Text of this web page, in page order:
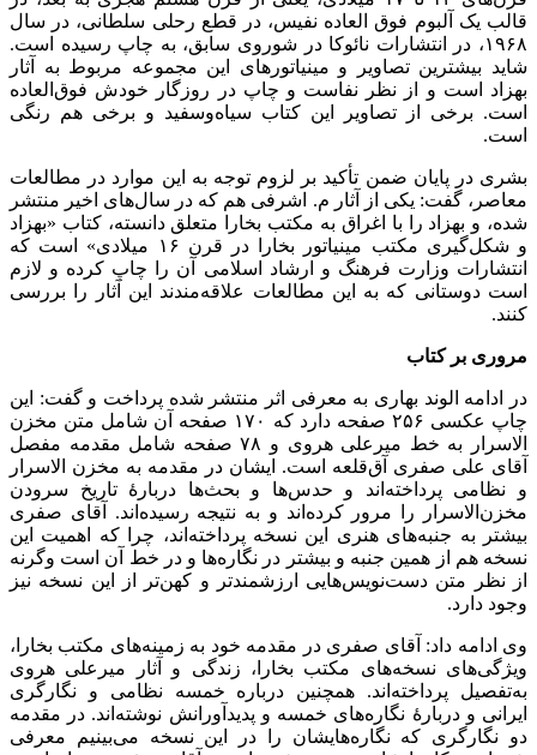
قالب یک آلبوم فوق العاده نفیس، در قطع رحلی سلطانی، در سال
۱۹۶۸، در انتشارات نائوکا در شوروی سابق، به چاپ رسیده است.
شاید بیشترین تصاویر و مینیاتورهای این مجموعه مربوط به آثار
بهزاد است و از نظر نفاست و چاپ در روزگار خودش فوق‌العاده
است. برخی از تصاویر این کتاب سیاه‌وسفید و برخی هم رنگی
است.
بشری در پایان ضمن تأکید بر لزوم توجه به این موارد در مطالعات
معاصر، گفت: یکی از آثار م. اشرفی هم که در سال‌های اخیر منتشر
شده، و بهزاد را با اغراق به مکتب بخارا متعلق دانسته، کتاب «بهزاد
و شکل‌گیری مکتب مینیاتور بخارا در قرن ۱۶ میلادی» است که
انتشارات وزارت فرهنگ و ارشاد اسلامی آن را چاپ کرده و لازم
است دوستانی که به این مطالعات علاقه‌مندند این آثار را بررسی
کنند.
مروری بر کتاب
در ادامه الوند بهاری به معرفی اثر منتشر شده پرداخت و گفت: این
چاپ عکسی ۲۵۶ صفحه دارد که ۱۷۰ صفحه آن شامل متن مخزن
الاسرار به خط میرعلی هروی و ۷۸ صفحه شامل مقدمه مفصل
آقای علی صفری آق‌قلعه است. ایشان در مقدمه به مخزن الاسرار
و نظامی پرداخته‌اند و حدس‌ها و بحث‌ها دربارۀ تاریخ سرودن
مخزن‌الاسرار را مرور کرده‌اند و به نتیجه رسیده‌اند. آقای صفری
بیشتر به جنبه‌های هنری این نسخه پرداخته‌اند، چرا که اهمیت این
نسخه هم از همین جنبه و بیشتر در نگاره‌ها و در خط آن است وگرنه
از نظر متن دست‌نویس‌هایی ارزشمندتر و کهن‌تر از این نسخه نیز
وجود دارد.
وی ادامه داد: آقای صفری در مقدمه خود به زمینه‌های مکتب بخارا،
ویژگی‌های نسخه‌های مکتب بخارا، زندگی و آثار میرعلی هروی
به‌تفصیل پرداخته‌اند. همچنین درباره خمسه نظامی و نگارگری
ایرانی و دربارۀ نگاره‌های خمسه و پدیدآورانش نوشته‌اند. در مقدمه
دو نگارگری که نگاره‌هایشان را در این نسخه می‌بینیم معرفی